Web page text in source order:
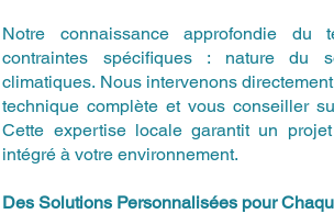
Notre connaissance approfondie du
contraintes spécifiques : nature du
climatiques. Nous intervenons
technique complète et vous conseiller
Cette expertise locale garantit un
intégré à votre environnement.
Des Solutions Personnalisées pour